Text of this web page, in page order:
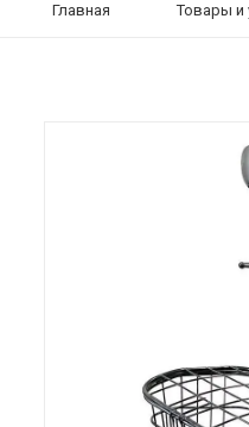
Главная Товары и